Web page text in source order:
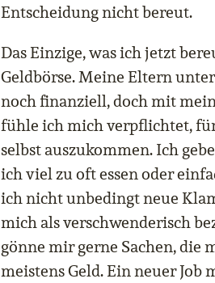
Entscheidung nicht bereut.
Das Einzige, was ich jetzt
Geldbörse. Meine Eltern
noch finanziell, doch mit
fühle ich mich verpflichtet,
selbst auszukommen. Ich
ich viel zu oft essen oder
ich nicht unbedingt neue
mich als verschwenderisch
gönne mir gerne Sachen, die
meistens Geld. Ein neuer Job